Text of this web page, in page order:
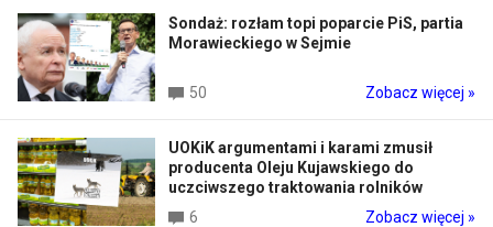
Sondaż: rozłam topi poparcie PiS, partia
Morawieckiego w Sejmie
50 Zobacz więcej »
UOKiK argumentami i karami zmusił
producenta Oleju Kujawskiego do
uczciwszego traktowania rolników
6
Zobacz więcej »